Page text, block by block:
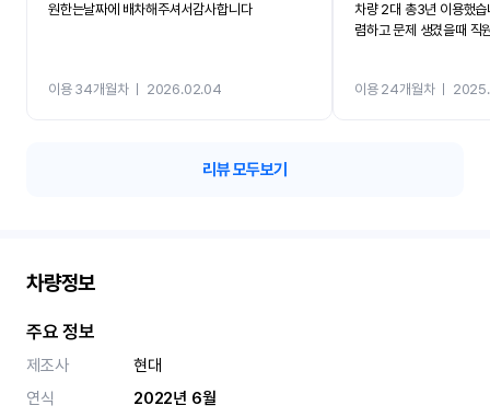
원한는날짜에 배차해주셔서감사합니다
이용 34개월차ㅣ 2026.02.04
차량 2대 총3년 이용했
렴하고 문제 생겼을때 직
이용 24개월차ㅣ
리뷰 모두보기
차량정보
주요 정보
제조사
현대
연식
2022년 6월